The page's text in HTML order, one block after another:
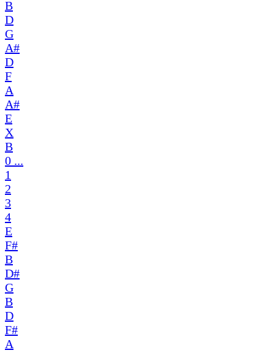
B
D
G
A#
D
F
A
A#
E
X
B
0 ...
1
2
3
4
E
F#
B
D#
G
B
D
F#
A